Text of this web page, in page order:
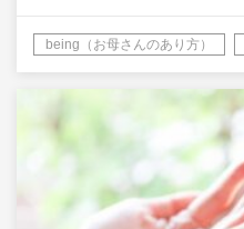
being（お母さんのあり方）